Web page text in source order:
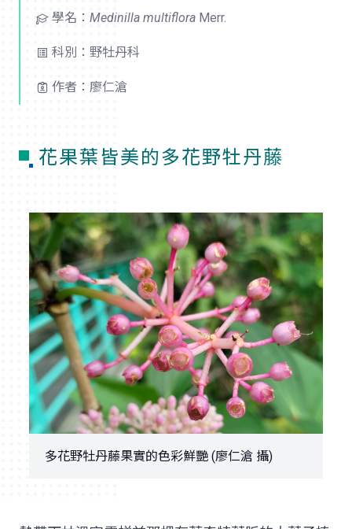
學名： Medinilla multiflora Merr.
科別：野牡丹科
作者：廖仁滄
花果葉皆美的多花野牡丹藤
多花野牡丹藤果實的色彩鮮艷 (廖仁滄 攝)